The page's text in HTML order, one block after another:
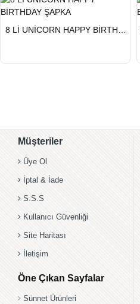
HIZLI
GÖNDERİ
Müşteriler
Üye Ol
İptal & İade
S.S.S
Kullanıcı Güvenliği
Site Haritası
İletişim
Öne Çıkan Sayfalar
Sünnet Ürünleri